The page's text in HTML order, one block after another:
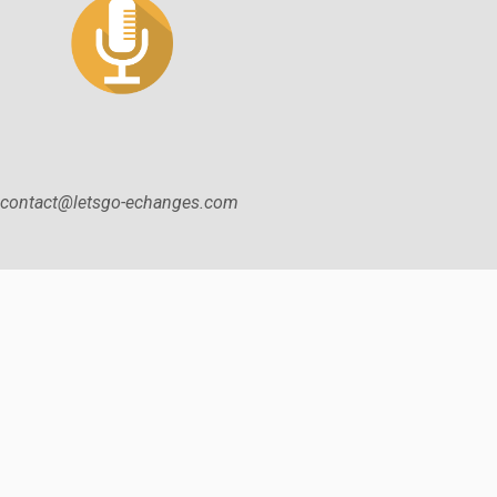
contact@letsgo-echanges.com